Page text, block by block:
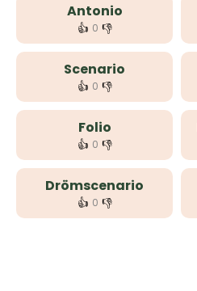
Antonio
👍 0 👎
Scenario
👍 0 👎
Folio
👍 0 👎
Drömscenario
👍 0 👎